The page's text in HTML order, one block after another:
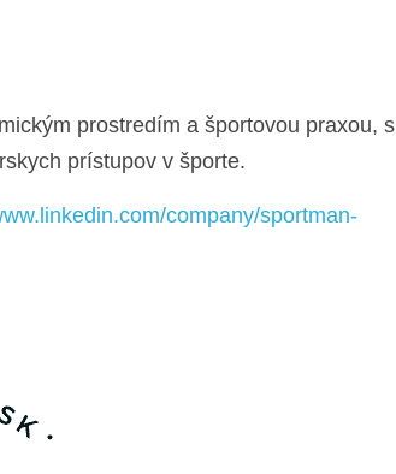
prostredím a športovou praxou, s
prístupov v športe.
company/sportman-